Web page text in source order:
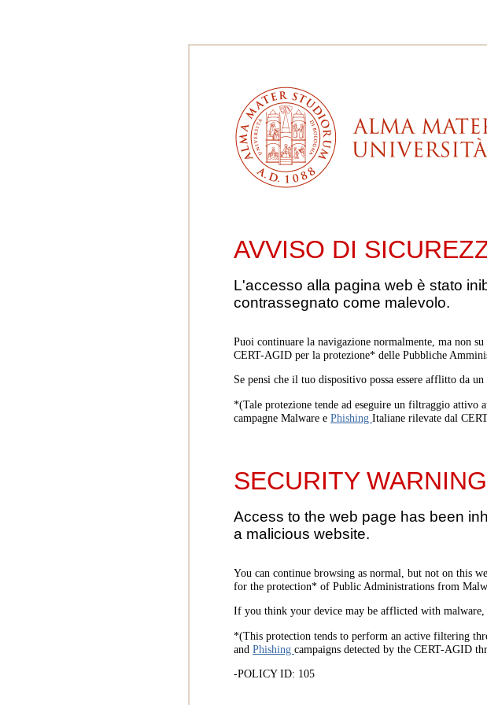
AVVISO DI
L'accesso alla pagina web è stato
contrassegnato come malevolo.
Puoi continuare la navigazione normalmente, ma non
CERT-AGID per la protezione* delle Pubbliche
Se pensi che il tuo dispositivo possa essere afflitto da
*(Tale protezione tende ad eseguire un filtraggio attivo
campagne Malware e Phishing Italiane rilevate dal
SECURITY
Access to the web page has been
a malicious website.
You can continue browsing as normal, but not on this
for the protection* of Public Administrations from
If you think your device may be afflicted with
*(This protection tends to perform an active filtering
and Phishing campaigns detected by the CERT-AGID
-POLICY ID: 105